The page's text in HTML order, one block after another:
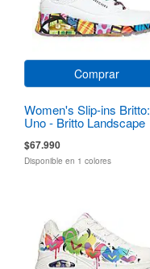
Comprar
Women's Slip-ins Britto:
Uno - Britto Landscape
$67.990
Disponible en 1 colores